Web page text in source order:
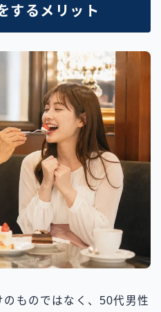
するメリット
ものではなく、50代男性